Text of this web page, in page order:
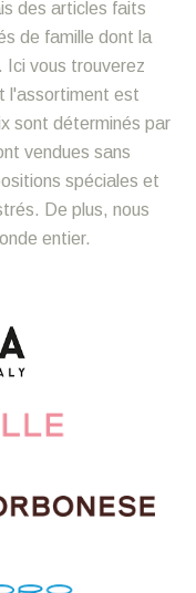
des articles faits
de famille dont la
vous trouverez
l'assortiment est
sont déterminés par
vendues sans
spéciales et
De plus, nous
entier.